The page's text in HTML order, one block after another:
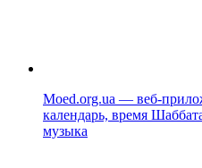
Moed.org.ua — веб-
календарь, время
музыка